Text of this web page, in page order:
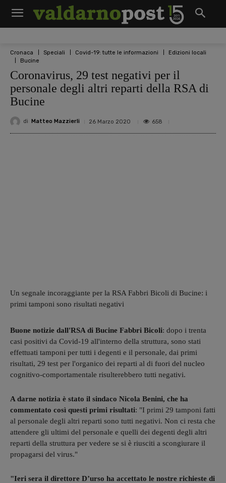
Cronaca Speciali Covid-19: tutte le informazioni
Edizioni locali
Bucine
Coronavirus, 29 test negativi per il
personale degli altri reparti della RSA di
Bucine
di Matteo Mazzierli 26 Marzo 2020 658
Un segnale incoraggiante per la RSA Fabbri Bicoli di Bucine: i
primi tamponi sono risultati negativi
Buone notizie dall'RSA di Bucine Fabbri Bicoli: dopo i trenta
casi positivi da Covid-19 all'interno della struttura, sono stati
effettuati tamponi per tutti i degenti e il personale, dai primi
risultati, 29 test per l'organico dei reparti al di fuori del nucleo
cognitivo-comportamentale risulterebbero tutti negativi.
A darne notizia è stato il sindaco Nicola Benini, che ha
commentato così questi primi risultati: "I primi 29 tamponi fatti
al personale degli altri reparti sono tutti negativi. Non ci resta che
attendere gli ultimi del personale e quelli dei degenti degli altri
reparti della struttura per vedere se si è riusciti a scongiurare il
propagarsi del virus."
"Ieri sera il direttore D’urso ha accettato le nostre richieste di